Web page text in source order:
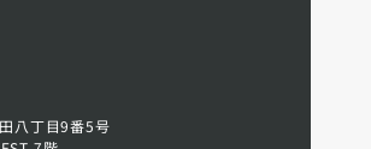
八丁目9番5号